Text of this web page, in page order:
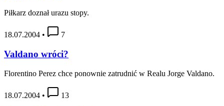
Piłkarz doznał urazu stopy.
18.07.2004 • 7
Valdano wróci?
Florentino Perez chce ponownie zatrudnić w Realu Jorge Valdano.
18.07.2004 • 13